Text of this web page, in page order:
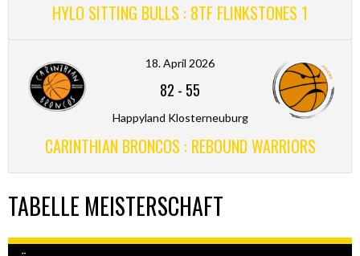
HYLO SITTING BULLS : 8TF FLINKSTONES 1
18. April 2026
82 - 55
Happyland Klosterneuburg
CARINTHIAN BRONCOS : REBOUND WARRIORS
TABELLE MEISTERSCHAFT